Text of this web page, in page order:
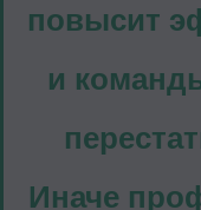
повысит
и
Иначе